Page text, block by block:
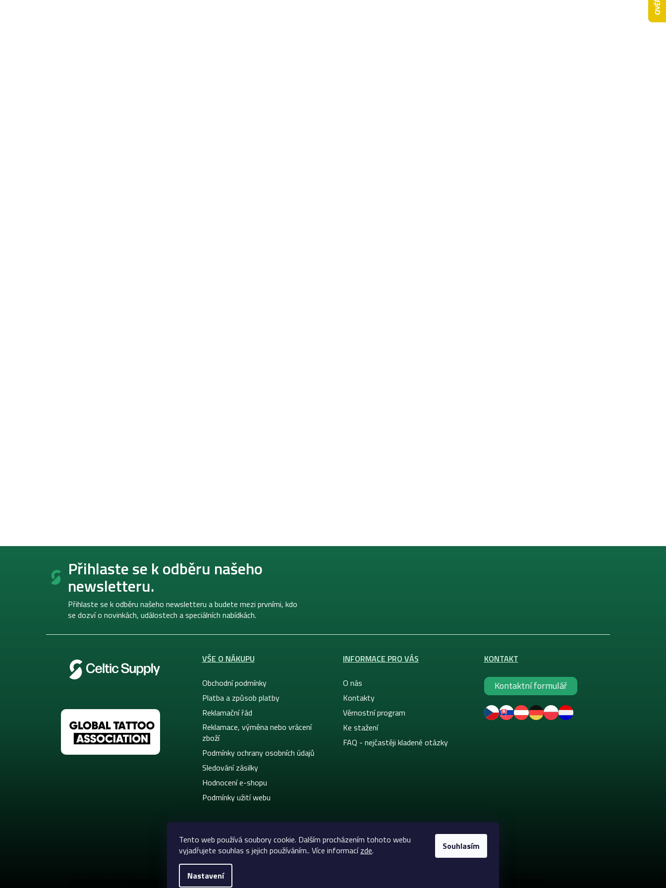
Tento web používá soubory cookie. Dalším procházením tohoto webu
vyjadřujete souhlas s jejich používáním.. Více informacízde.
Nastavení
Souhlasím
Z
Přihlaste se k odběru našeho
newsletteru.
Přihlaste se k odběru našeho newsletteru a budete mezi prvními, kdo
se dozví o novinkách, událostech a speciálních nabídkách.
VŠE O NÁKUPU
Obchodní podmínky
Platba a způsob platby
Reklamační řád
Reklamace, výměna nebo vrácení
zboží
Podmínky ochrany osobních údajů
Sledování zásilky
Hodnocení e-shopu
Podmínky užití webu
INFORMACE PRO VÁS
O nás
Kontakty
Věrnostní program
Ke stažení
FAQ - nejčastěji kladené otázky
KONTAKT
Kontaktní formulář
Copyright 2026Celtic-Supply.cz | Vše pro tetování a permanentní makeup